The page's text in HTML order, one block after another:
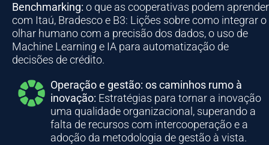
Benchmarking: o que as cooperativas podem aprender
com Itaú, Bradesco e B3: Lições sobre como integrar o
olhar humano com a precisão dos dados, o uso de
Machine Learning e IA para automatização de
decisões de crédito.
Operação e gestão: os caminhos rumo à
inovação: Estratégias para tornar a inovação
uma qualidade organizacional, superando a
falta de recursos com intercooperação e a
adoção da metodologia de gestão à vista.